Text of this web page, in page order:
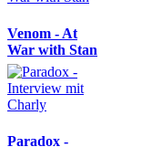
Venom - At
War with Stan
Paradox -